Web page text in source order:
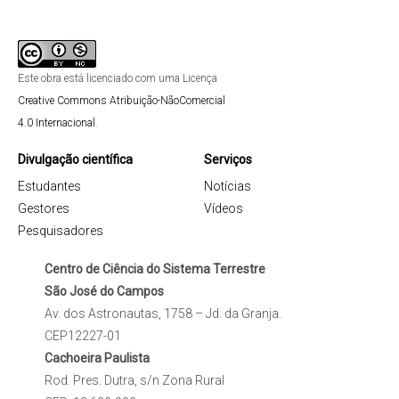
Este obra está licenciado com uma Licença
Creative Commons Atribuição-NãoComercial
4.0 Internacional .
Divulgação científica
Estudantes
Gestores
Pesquisadores
Serviços
Notícias
Vídeos
Centro de Ciência do Sistema Terrestre
São José do Campos
Av. dos Astronautas, 1758 – Jd. da Granja.
CEP12227-01
Cachoeira Paulista
Rod. Pres. Dutra, s/n Zona Rural